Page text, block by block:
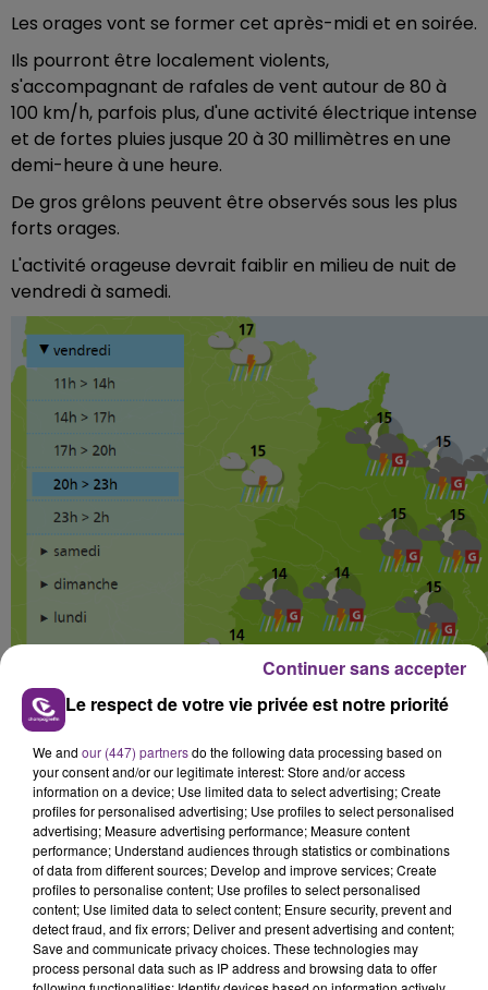
Les orages vont se former cet après-midi et en soirée.
Ils pourront être localement violents,
s'accompagnant de rafales de vent autour de 80 à
100 km/h, parfois plus, d'une activité électrique intense
et de fortes pluies jusque 20 à 30 millimètres en une
demi-heure à une heure.
De gros grêlons peuvent être observés sous les plus
forts orages.
L'activité orageuse devrait faiblir en milieu de nuit de
vendredi à samedi.
FIL D'ACTUS
Le respect de votre vie privée est notre priorité
We and our (447) partnersdo the following data processing based on
your consent and/or our legitimate interest: Store and/or access
information on a device; Use limited data to select advertising; Create
profiles for personalised advertising; Use profiles to select personalised
advertising; Measure advertising performance; Measure content
performance; Understand audiences through statistics or combinations
of data from different sources; Develop and improve services; Create
profiles to personalise content; Use profiles to select personalised
content; Use limited data to select content; Ensure security, prevent and
detect fraud, and fix errors; Deliver and present advertising and content;
Save and communicate privacy choices. These technologies may
process personal data such as IP address and browsing data to offer
Continuer sans accepter